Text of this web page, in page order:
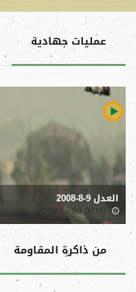
عمليات جهادية
العدل 9-8-2008
00:00 2008-08-09
من ذاكرة المقاومة